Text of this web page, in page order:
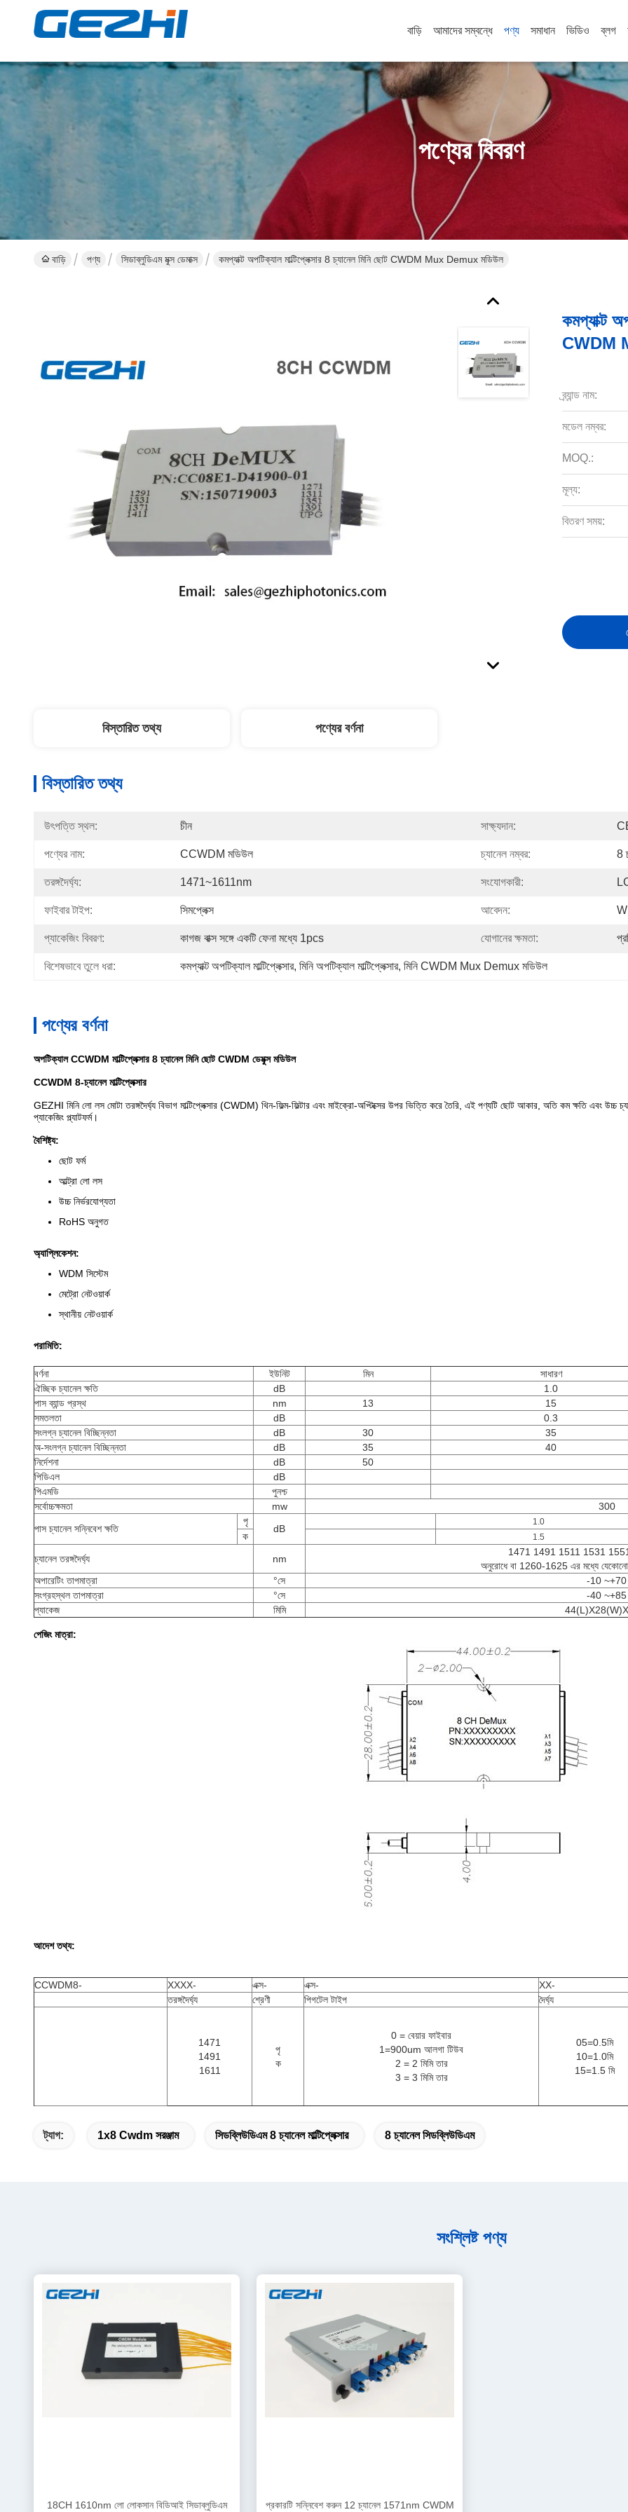
বাড়ি আমাদের সম্বন্ধে পণ্য সমাধান ভিডিও ব্লগ
পণ্যের বিবরণ
বাড়ি পণ্য সিডাব্লুডিএম মুক্স ডেমাক্স কমপ্যাক্ট অপটিক্যাল মাল্টিপ্লেক্সার 8 চ্যানেল মিনি ছোট CWDM Mux Demux মডিউল
কমপ্যাক্ট
CWDM
ব্র্যান্ড নাম:
মডেল নম্বর:
MOQ.:
মূল্য:
বিতরণ সময়:
বিস্তারিত তথ্য পণ্যের বর্ণনা
বিস্তারিত তথ্য
উৎপত্তি স্থল: চীন সাক্ষ্যদান:
পণ্যের নাম: CCWDM মডিউল চ্যানেল নম্বর: 8
তরঙ্গদৈর্ঘ্য: 1471~1611nm সংযোগকারী:
ফাইবার টাইপ: সিমপ্লেক্স আবেদন:
প্যাকেজিং বিবরণ: কাগজ বাক্স সঙ্গে একটি ফেনা মধ্যে 1pcs যোগানের ক্ষমতা:
বিশেষভাবে তুলে ধরা: কমপ্যাক্ট অপটিক্যাল মাল্টিপ্লেক্সার, মিনি অপটিক্যাল মাল্টিপ্লেক্সার, মিনি CWDM Mux Demux মডিউল
পণ্যের বর্ণনা
অপটিক্যাল CCWDM মাল্টিপ্লেক্সার 8 চ্যানেল মিনি ছোট CWDM ডেমুক্স মডিউল
CCWDM 8-চ্যানেল মাল্টিপ্লেক্সার
GEZHI মিনি লো লস মোটা তরঙ্গদৈর্ঘ্য বিভাগ মাল্টিপ্লেক্সার (CWDM) থিন-ফিল্ম-ফিল্টার এবং মাইক্রো-অপ্টিক্সের উপর ভিত্তি করে তৈরি, এই পণ্যটি ছোট আকার, অতি কম ক্ষতি এবং
প্যাকেজিং প্ল্যাটফর্ম।
বৈশিষ্ট্য:
ছোট ফর্ম
আল্ট্রা লো লস
উচ্চ নির্ভরযোগ্যতা
RoHS অনুগত
অ্যাপ্লিকেশন:
WDM সিস্টেম
মেট্রো নেটওয়ার্ক
স্থানীয় নেটওয়ার্ক
পরামিতি:
বর্ণনা ইউনিট মিন
সাধারণ
ঐচ্ছিক চ্যানেল ক্ষতি
dB
1.0
পাস ব্যান্ড প্রস্থ
nm 13
15
সমতলতা
dB
0.3
সংলগ্ন চ্যানেল বিচ্ছিন্নতা
dB 30
35
অ-সংলগ্ন চ্যানেল বিচ্ছিন্নতা
dB 35
40
নির্দেশনা
dB
50
পিডিএল
dB
পিএমডি
পুনশ্চ
সর্বোচ্চক্ষমতা
mw
300
পাস চ্যানেল সন্নিবেশ ক্ষতি
পৃ
dB
1.0
ক 1.5
চ্যানেল তরঙ্গদৈর্ঘ্য nm
1471 1491 1511 1531
অনুরোধে বা 1260-1625 এর মধ্যে যেকোনো
অপারেটিং তাপমাত্রা
°সে
-10 ~+70
সংগ্রহস্থল তাপমাত্রা
°সে
-40 ~+85
প্যাকেজ
মিমি
পেজিং মাত্রা:
আদেশ তথ্য:
CCWDM8- XXXX- এক্স- এক্স-
XX-
তরঙ্গদৈর্ঘ্য
শ্রেণী পিগটেল টাইপ দৈর্ঘ্য
1471
1491
1611
পৃ
ক
0 = বেয়ার ফাইবার
1=900um আলগা টিউব
2 = 2 মিমি তার
3 = 3 মিমি তার
05=0.5মি
10=1.0মি
15=1.5 মি
ট্যাগ: 1x8 Cwdm সরঞ্জাম সিডব্লিউডিএম 8 চ্যানেল মাল্টিপ্লেক্সার 8 চ্যানেল সিডব্লিউডিএম
সংশ্লিষ্ট পণ্য
18CH 1610nm লো লোকসান বিডিআই সিডাব্লুডিএম প্রকারটি সন্নিবেশ করুন 12 চ্যানেল 1571nm CWDM